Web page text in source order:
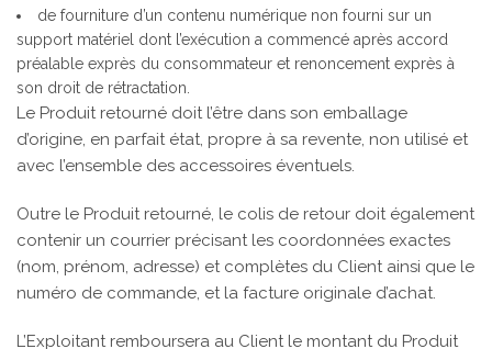
de fourniture d’un contenu numérique non fourni sur un
support matériel dont l’exécution a commencé après accord
préalable exprès du consommateur et renoncement exprès à
son droit de rétractation.
Le Produit retourné doit l’être dans son emballage
d’origine, en parfait état, propre à sa revente, non utilisé et
avec l’ensemble des accessoires éventuels.
Outre le Produit retourné, le colis de retour doit également
contenir un courrier précisant les coordonnées exactes
(nom, prénom, adresse) et complètes du Client ainsi que le
numéro de commande, et la facture originale d’achat.
L’Exploitant remboursera au Client le montant du Produit